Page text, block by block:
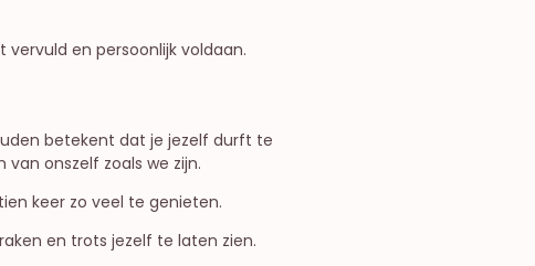
en persoonlijk voldaan.
betekent dat je jezelf durft te
onszelf zoals we zijn.
keer zo veel te genieten.
en trots jezelf te laten zien.